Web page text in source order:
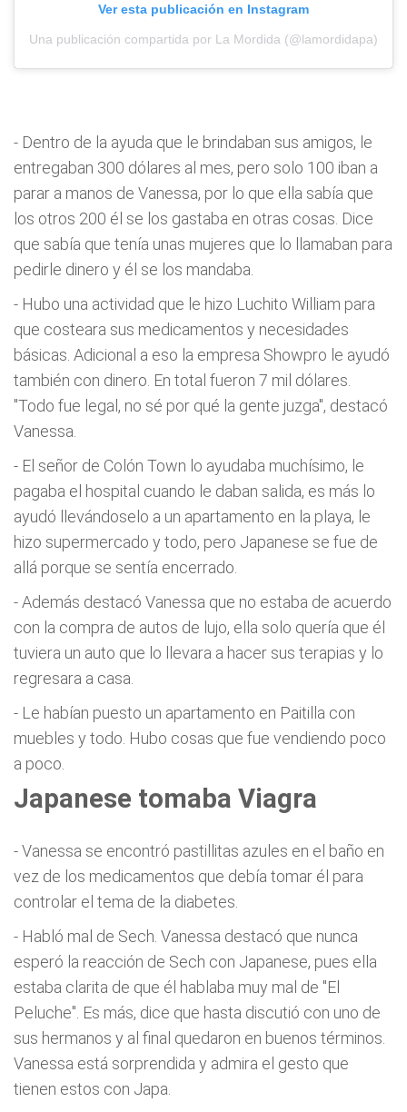
Ver esta publicación en Instagram
Una publicación compartida por La Mordida (@lamordidapa)
- Dentro de la ayuda que le brindaban sus amigos, le
entregaban 300 dólares al mes, pero solo 100 iban a
parar a manos de Vanessa, por lo que ella sabía que
los otros 200 él se los gastaba en otras cosas. Dice
que sabía que tenía unas mujeres que lo llamaban para
pedirle dinero y él se los mandaba.
- Hubo una actividad que le hizo Luchito William para
que costeara sus medicamentos y necesidades
básicas. Adicional a eso la empresa Showpro le ayudó
también con dinero. En total fueron 7 mil dólares.
"Todo fue legal, no sé por qué la gente juzga", destacó
Vanessa.
- El señor de Colón Town lo ayudaba muchísimo, le
pagaba el hospital cuando le daban salida, es más lo
ayudó llevándoselo a un apartamento en la playa, le
hizo supermercado y todo, pero Japanese se fue de
allá porque se sentía encerrado.
- Además destacó Vanessa que no estaba de acuerdo
con la compra de autos de lujo, ella solo quería que él
tuviera un auto que lo llevara a hacer sus terapias y lo
regresara a casa.
- Le habían puesto un apartamento en Paitilla con
muebles y todo. Hubo cosas que fue vendiendo poco
a poco.
Japanese tomaba Viagra
- Vanessa se encontró pastillitas azules en el baño en
vez de los medicamentos que debía tomar él para
controlar el tema de la diabetes.
- Habló mal de Sech. Vanessa destacó que nunca
esperó la reacción de Sech con Japanese, pues ella
estaba clarita de que él hablaba muy mal de "El
Peluche". Es más, dice que hasta discutió con uno de
sus hermanos y al final quedaron en buenos términos.
Vanessa está sorprendida y admira el gesto que
tienen estos con Japa.